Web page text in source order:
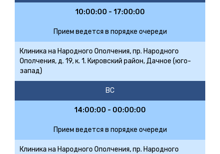
10:00:00 - 17:00:00
Прием ведется в порядке очереди
Клиника на Народного Ополчения, пр. Народного
Ополчения, д. 19, к. 1. Кировский район, Дачное (юго-
запад)
ВС
14:00:00 - 00:00:00
Прием ведется в порядке очереди
Клиника на Народного Ополчения, пр. Народного